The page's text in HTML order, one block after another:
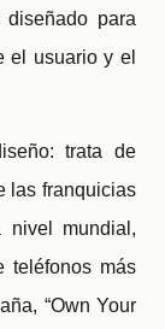
para
el usuario y el
trata de
las franquicias
nivel mundial,
teléfonos más
“Own Your